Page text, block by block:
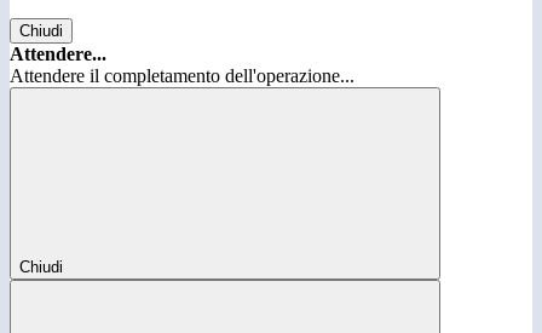
Chiudi
Attendere...
Attendere il completamento dell'operazione...
Chiudi